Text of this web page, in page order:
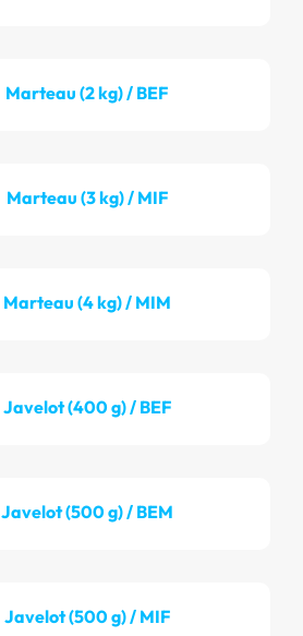
Marteau (2 kg) / BEF
Marteau (3 kg) / MIF
Marteau (4 kg) / MIM
Javelot (400 g) / BEF
Javelot (500 g) / BEM
Javelot (500 g) / MIF